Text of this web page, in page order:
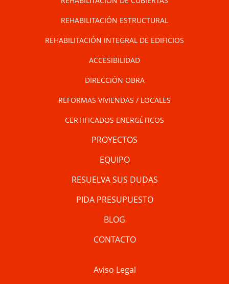
REHABILITACIÓN ESTRUCTURAL
REHABILITACIÓN INTEGRAL DE EDIFICIOS
ACCESIBILIDAD
DIRECCIÓN OBRA
REFORMAS VIVIENDAS / LOCALES
CERTIFICADOS ENERGÉTICOS
PROYECTOS
EQUIPO
RESUELVA SUS DUDAS
PIDA PRESUPUESTO
BLOG
CONTACTO
Aviso Legal